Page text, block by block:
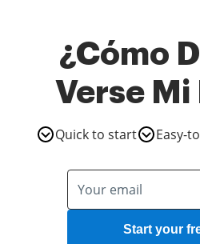
¿Cómo
Verse Mi
Quick to start Easy-
Start your